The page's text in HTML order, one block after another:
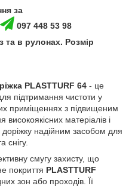
за
097 448 53 98
та в рулонах. Розмір
PLASTTURF 64 - це
підтримання чистоти у
приміщеннях з підвищеним
високоякісних матеріалів і
надійним засобом для
снігу.
смугу захисту, що
покриття PLASTTURF
зон або проходів. Її